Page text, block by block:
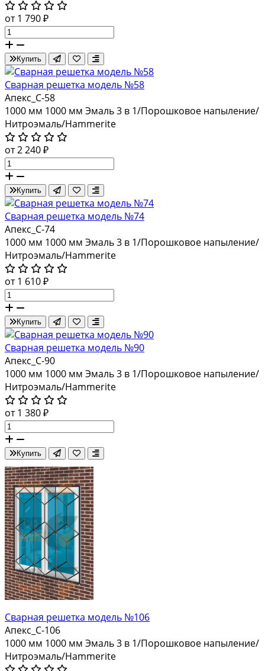
от 1 790 ₽
Купить
Сварная решетка модель №58
Апекс_С-58
1000 мм 1000 мм Эмаль 3 в 1/Порошковое напыление/
Нитроэмаль/Hammerite
от 2 240 ₽
Купить
Сварная решетка модель №74
Апекс_С-74
1000 мм 1000 мм Эмаль 3 в 1/Порошковое напыление/
Нитроэмаль/Hammerite
от 1 610 ₽
Купить
Сварная решетка модель №90
Апекс_С-90
1000 мм 1000 мм Эмаль 3 в 1/Порошковое напыление/
Нитроэмаль/Hammerite
от 1 380 ₽
Купить
Сварная решетка модель №106
Апекс_С-106
1000 мм 1000 мм Эмаль 3 в 1/Порошковое напыление/
Нитроэмаль/Hammerite